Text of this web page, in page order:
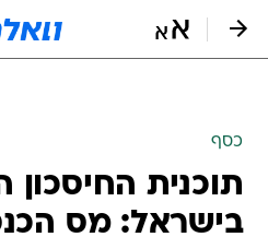
כסף
תוכנית החיסכון
בישראל: מס